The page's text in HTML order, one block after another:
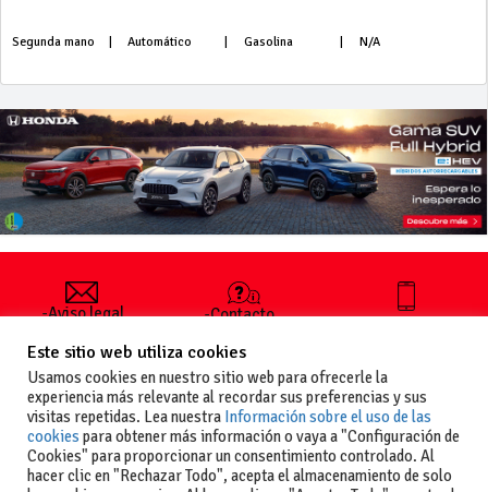
Segunda mano Automático Gasolina N/A
-Aviso legal
generales
de uso
-Política de
privacidad
-Política de
cookies
-Contacto
publicar un
anuncio
-Vende+
+34 627 35
Este sitio web utiliza cookies
Usamos cookies en nuestro sitio web para ofrecerle la
experiencia más relevante al recordar sus preferencias y sus
visitas repetidas. Lea nuestra Información sobre el uso de las
cookies para obtener más información o vaya a "Configuración de
Cookies" para proporcionar un consentimiento controlado. Al
hacer clic en "Rechazar Todo", acepta el almacenamiento de solo